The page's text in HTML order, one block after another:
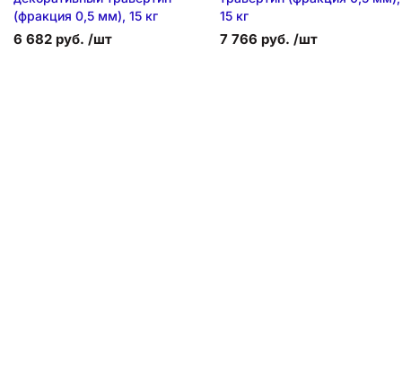
(фракция 0,5 мм), 15 кг
6 682 руб. /шт
15 кг
7 766 руб. /шт